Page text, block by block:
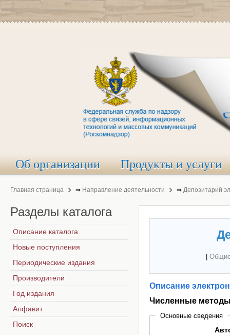
Об организации Продукты и услуги
Главная страница ⇒ Направление деятельности ⇒ Депозитарий
Описание
Численные
Основные сведения
Разделы каталога
Описание каталога
Новые поступления
Периодические издания
Производители
Год издания
Алфавит
Поиск